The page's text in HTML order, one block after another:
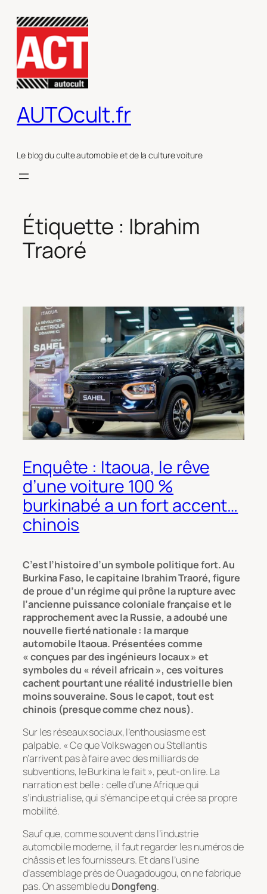
contenu
AUTOcult.fr
Le blog du culte automobile et de la culture voiture
Étiquette : Ibrahim
Traoré
Enquête : Itaoua, le rêve
d’une voiture 100 %
burkinabé a un fort accent…
chinois
C’est l’histoire d’un symbole politique fort. Au
Burkina Faso, le capitaine Ibrahim Traoré, figure
de proue d’un régime qui prône la rupture avec
l’ancienne puissance coloniale française et le
rapprochement avec la Russie, a adoubé une
nouvelle fierté nationale : la marque
automobile Itaoua. Présentées comme
« conçues par des ingénieurs locaux » et
symboles du « réveil africain », ces voitures
cachent pourtant une réalité industrielle bien
moins souveraine. Sous le capot, tout est
chinois (presque comme chez nous).
Sur les réseaux sociaux, l’enthousiasme est
palpable. « Ce que Volkswagen ou Stellantis
n’arrivent pas à faire avec des milliards de
subventions, le Burkina le fait », peut-on lire. La
narration est belle : celle d’une Afrique qui
s’industrialise, qui s’émancipe et qui crée sa propre
mobilité.
Sauf que, comme souvent dans l’industrie
automobile moderne, il faut regarder les numéros de
châssis et les fournisseurs. Et dans l’usine
d’assemblage près de Ouagadougou, on ne fabrique
pas. On assemble duDongfeng.